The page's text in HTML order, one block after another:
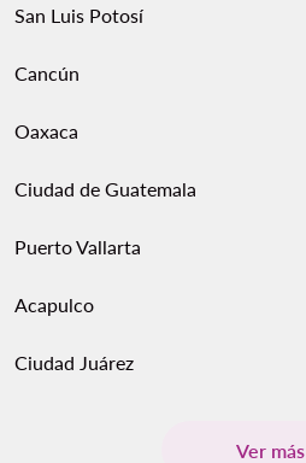
San Luis Potosí
Cancún
Oaxaca
Ciudad de Guatemala
Puerto Vallarta
Acapulco
Ciudad Juárez
Ver más